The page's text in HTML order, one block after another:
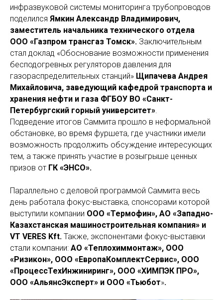
инфразвуковой системы мониторинга трубопроводов
поделился Ямкин Александр Владимирович,
заместитель начальника технического отдела
ООО «Газпром трансгаз Томск». Заключительным
стал доклад «Обоснование возможности применения
бесподогревных регуляторов давления для
газораспределительных станций» Щипачева Андрея
Михайловича, заведующий кафедрой транспорта и
хранения нефти и газа ФГБОУ ВО «Санкт-
Петербургский горный университет».
Подведение итогов Саммита прошло в неформальной
обстановке, во время фуршета, где участники имели
возможность продолжить обсуждение интересующих
тем, а также принять участие в розыгрыше ценных
призов от ГК «ЭНСО».
Параллельно с деловой программой Саммита весь
день работала фокус-выставка, спонсорами которой
выступили компании ООО «Термофин», АО «Западно-
Казахстанская машиностроительная компания» и
VT VERES Kft. Также, экспонентами фокус-выставки
стали компании: АО «Теплохиммонтаж», ООО
«Ризикон», ООО «ЕвропаКомплектСервис», ООО
«ПроцессТехИнжиниринг», ООО «ХИМПЭК ПРО»,
ООО «АльянсЭксперт» и ООО «Тьюбот».